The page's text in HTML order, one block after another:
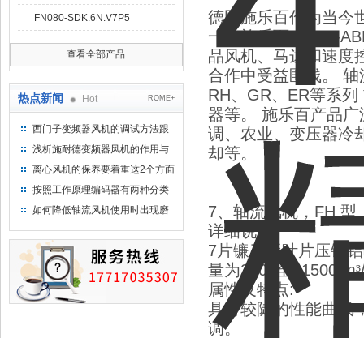
FN080-SDK.6N.V7P5
查看全部产品
热点新闻 Hot ROME+
西门子变频器风机的调试方法跟
步骤
浅析施耐德变频器风机的作用与
意义所在
离心风机的保养要着重这2个方面
按照工作原理编码器有两种分类
如何降低轴流风机使用时出现磨
德国施乐百作为当今
一，施乐百ZIEHL-
品风机、马达和速度
合作中受益匪浅。
RH、GR、ER等系
器等。 施乐百产品
调、农业、变压器冷
却等。
7、轴流风机， FH 型
详细说明
7片镰刀形叶片压铸
量为2600 至 11500 m³
属性及特点:
具有较陡的性能曲线
调。